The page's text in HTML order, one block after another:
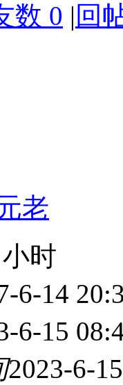
数 0 | 回
老
时
6-14
6-15
2023-6-